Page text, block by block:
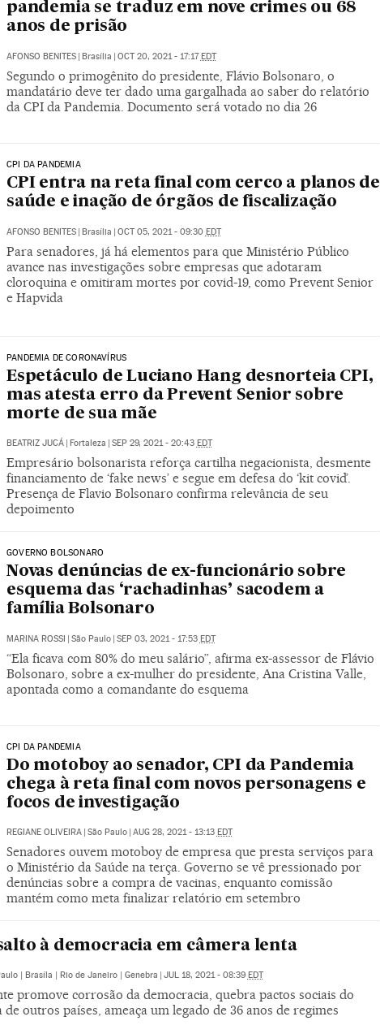
pandemia se traduz em nove crimes ou 68
anos de prisão
AFONSO BENITES Brasília OCT 20, 2021 - 17:17 EDT
Segundo o primogênito do presidente, Flávio Bolsonaro, o
mandatário deve ter dado uma gargalhada ao saber do relatório
da CPI da Pandemia. Documento será votado no dia 26
CPI DA PANDEMIA
CPI entra na reta final com cerco a planos de
saúde e inação de órgãos de fiscalização
AFONSO BENITES | Brasília | OCT 05, 2021 - 09:30 EDT
Para senadores, já há elementos para que Ministério Público
avance nas investigações sobre empresas que adotaram
cloroquina e omitiram mortes por covid-19, como Prevent Senior
e Hapvida
PANDEMIA DE CORONAVÍRUS
Espetáculo de Luciano Hang desnorteia CPI,
mas atesta erro da Prevent Senior sobre
morte de sua mãe
BEATRIZ JUCÁ Fortaleza SEP 29, 2021 - 20:43 EDT
Empresário bolsonarista reforça cartilha negacionista, desmente
financiamento de ‘fake news’ e segue em defesa do ‘kit covid’.
Presença de Flavio Bolsonaro confirma relevância de seu
depoimento
GOVERNO BOLSONARO
Novas denúncias de ex-funcionário sobre
esquema das ‘rachadinhas’ sacodem a
família Bolsonaro
MARINA ROSSI | São Paulo | SEP 03, 2021 - 17:53 EDT
“Ela ficava com 80% do meu salário”, afirma ex-assessor de Flávio
Bolsonaro, sobre a ex-mulher do presidente, Ana Cristina Valle,
apontada como a comandante do esquema
CPI DA PANDEMIA
Do motoboy ao senador, CPI da Pandemia
chega à reta final com novos personagens e
focos de investigação
REGIANE OLIVEIRA | São Paulo | AUG 28, 2021 - 13:13 EDT
Senadores ouvem motoboy de empresa que presta serviços para
o Ministério da Saúde na terça. Governo se vê pressionado por
denúncias sobre a compra de vacinas, enquanto comissão
mantém como meta finalizar relatório em setembro
à democracia em câmera lenta
| Brasíla | Rio de Janeiro | Genebra | JUL 18, 2021 - 08:39 EDT
promove corrosão da democracia, quebra pactos sociais do
outros países, ameaça um legado de 36 anos de regimes